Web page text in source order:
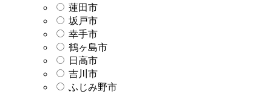
蓮田市
坂戸市
幸手市
鶴ヶ島市
日高市
吉川市
ふじみ野市